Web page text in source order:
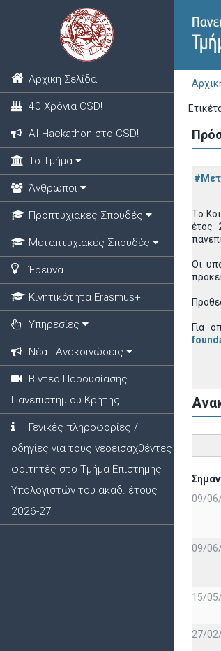
Αρχική Σελίδα
40 Χρόνια CSD!
ΑΙ Hackathon στο CSD!
Το Τμήμα
Άνθρωποι
Προπτυχιακές Σπουδές
Μεταπτυχιακές Σπουδές
Έρευνα
Κινητικότητα Erasmus+
Υπηρεσίες
Νέα - Ανακοινώσεις
Βίντεο Παρουσίασης
Πανεπιστημίου Κρήτης
Γενικές πληροφορίες /
οδηγίες για τους νεοεισαχθέντες
φοιτητές στο Τμήμα Επιστήμης
Υπολογιστών του ακαδ. έτους
2026-27
Tο
έτος
Οι
Για
09/
09/
15/
27/